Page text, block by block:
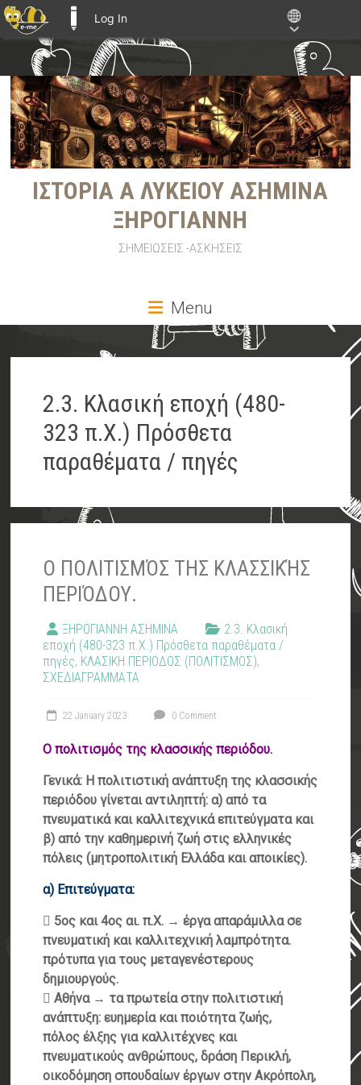
Log In
Skip
content
ΙΣΤΟΡΙΑ Α ΛΥΚΕΙΟΥ ΑΣΗΜΙΝΑ
ΞΗΡΟΓΙΑΝΝΗ
ΣΗΜΕΙΩΣΕΙΣ -ΑΣΚΗΣΕΙΣ
Menu
2.3. Κλασική εποχή (480-
323 π.Χ.) Πρόσθετα
παραθέματα / πηγές
Ο ΠΟΛΙΤΙΣΜΌΣ ΤΗΣ ΚΛΑΣΣΙΚΉΣ
ΠΕΡΙΌΔΟΥ.
ΞΗΡΟΓΙΑΝΝΗ ΑΣΗΜΙΝΑ
2.3. Κλασική
εποχή (480-323 π.Χ.) Πρόσθετα παραθέματα /
πηγές, ΚΛΑΣΙΚΗ ΠΕΡΙΟΔΟΣ (ΠΟΛΙΤΙΣΜΟΣ),
ΣΧΕΔΙΑΓΡΑΜΜΑΤΑ
22 January 2023 0 Comment
Ο πολιτισμός της κλασσικής περιόδου.
Γενικά: Η πολιτιστική ανάπτυξη της κλασσικής
περιόδου γίνεται αντιληπτή: α) από τα
πνευματικά και καλλιτεχνικά επιτεύγματα και
β) από την καθημερινή ζωή στις ελληνικές
πόλεις (μητροπολιτική Ελλάδα και αποικίες).
α) Επιτεύγματα:
 5ος και 4ος αι. π.Χ. → έργα απαράμιλλα σε
πνευματική και καλλιτεχνική λαμπρότητα.
πρότυπα για τους μεταγενέστερους
δημιουργούς.
 Αθήνα → τα πρωτεία στην πολιτιστική
ανάπτυξη: ευημερία και ποιότητα ζωής,
πόλος έλξης για καλλιτέχνες και
πνευματικούς ανθρώπους, δράση Περικλή,
οικοδόμηση σπουδαίων έργων στην Ακρόπολη,